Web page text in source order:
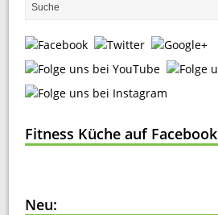
Fitness Küche auf Facebook
Neu: